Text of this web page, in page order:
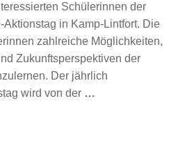
Schülerinnen der
in Kamp-Lintfort. Die
zahlreiche Möglichkeiten,
Zukunftsperspektiven der
Der jährlich
wird von der …